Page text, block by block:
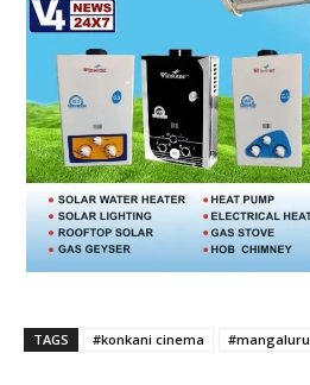
TAGS #konkani cinema #mangaluru